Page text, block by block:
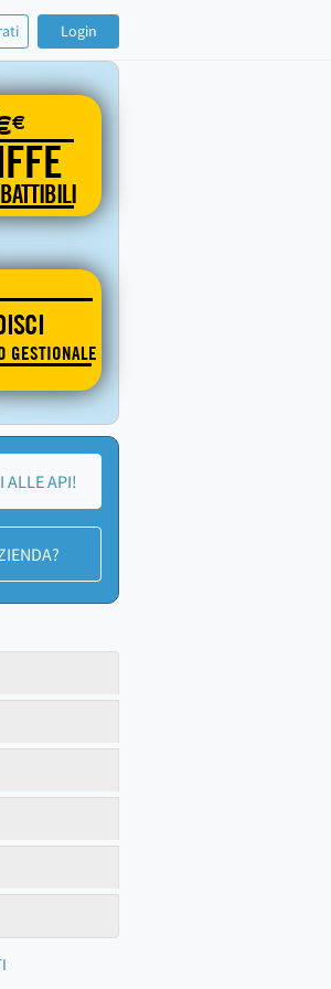
Login
€
GESTIONALE
ALLE API!